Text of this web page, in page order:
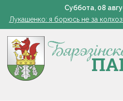
Суббота, 08
и средний бизнес
Лукашенко: я борюсь не за
Софии Стасевич — 101.
1 стакан в ведро — тля и
и средний бизнес